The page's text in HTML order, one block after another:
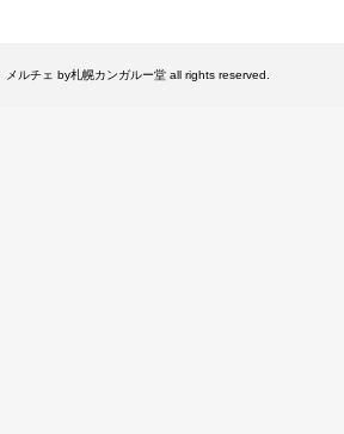
メルチェ by札幌カンガルー堂 all rights reserved.